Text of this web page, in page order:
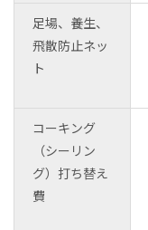
足場、養生、
飛散防止ネッ
ト
コーキング
（シーリン
グ）打ち替え
費